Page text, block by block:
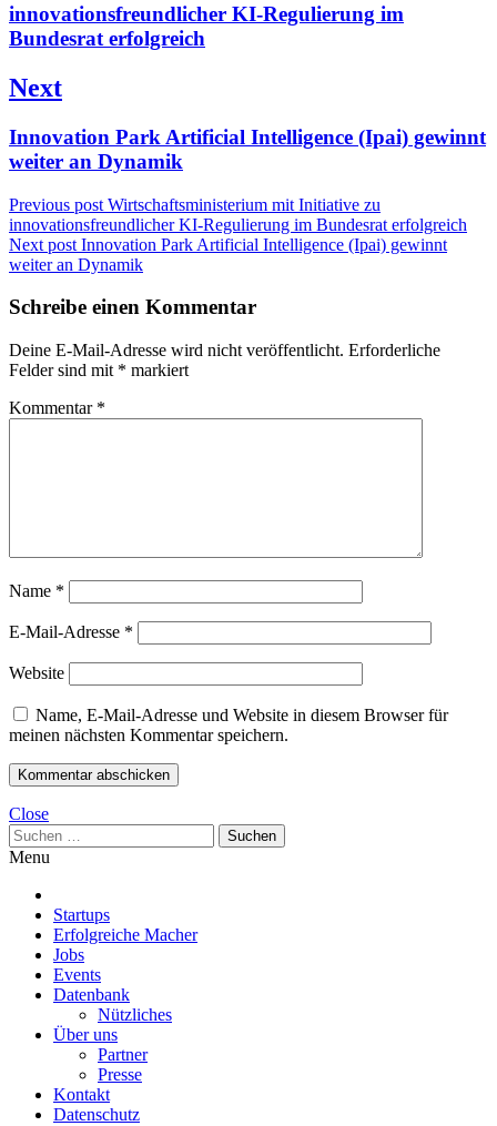
post:
innovationsfreundlicher KI-Regulierung im
Bundesrat erfolgreich
Next
Next
post:
Innovation Park Artificial Intelligence (Ipai) gewinnt
weiter an Dynamik
Previous post Wirtschaftsministerium mit Initiative zu
innovationsfreundlicher KI-Regulierung im Bundesrat erfolgreich
Next post Innovation Park Artificial Intelligence (Ipai) gewinnt
weiter an Dynamik
Schreibe einen Kommentar
Deine E-Mail-Adresse wird nicht veröffentlicht. Erforderliche
Felder sind mit * markiert
Kommentar *
Name *
E-Mail-Adresse *
Website
Name, E-Mail-Adresse und Website in diesem Browser für
meinen nächsten Kommentar speichern.
Close
Suchen
nach:
Menu
Startups
Erfolgreiche Macher
Jobs
Events
Datenbank
Nützliches
Über uns
Partner
Presse
Kontakt
Datenschutz